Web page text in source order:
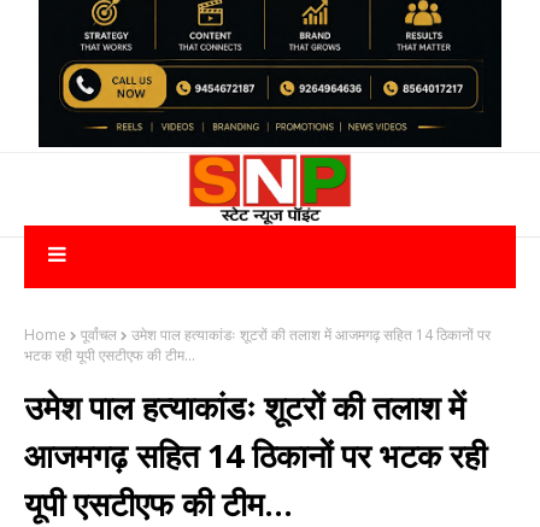
Home पूर्वांचल
उमेश पाल हत्याकांडः शूटरों की तलाश में आजमगढ़ सहित 14 ठिकानों पर
भटक रही यूपी एसटीएफ की टीम...
उमेश पाल हत्याकांडः शूटरों की तलाश में
आजमगढ़ सहित 14 ठिकानों पर भटक रही
यूपी एसटीएफ की टीम...